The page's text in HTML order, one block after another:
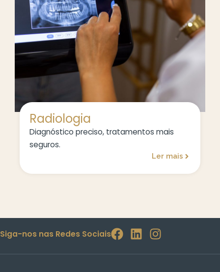
Radiologia
Diagnóstico preciso, tratamentos mais
seguros.
Ler mais
Siga-nos nas Redes Sociais